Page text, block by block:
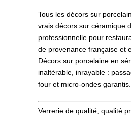
Tous les décors sur
vrais décors sur céramique
professionnelle pour
de provenance française et
Décors sur porcelaine en
inaltérable, inrayable :
four et micro-ondes garantis.
Verrerie de qualité, qualité